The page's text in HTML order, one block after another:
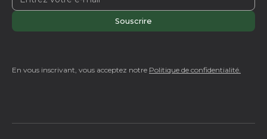
En vous inscrivant, vous acceptez notre Politique de confidentialité.